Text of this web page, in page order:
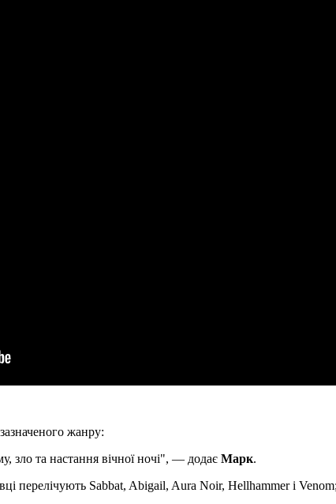
жанру:
зло та настання вічної ночі", — додає Марк.
перелічують Sabbat, Abigail, Aura Noir, Hellhammer і